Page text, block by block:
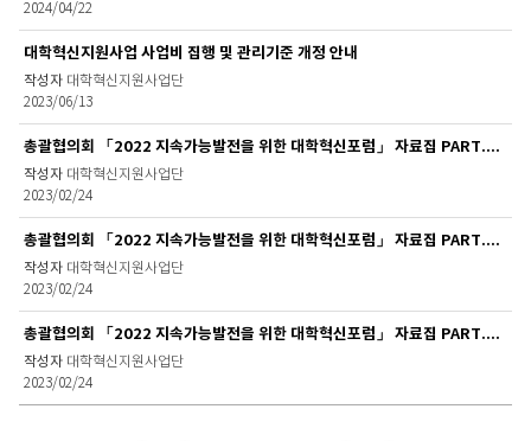
2024/04/22
대학혁신지원사업 사업비 집행 및 관리기준 개정 안내
대학혁신지원사업단
2023/06/13
총괄협의회 「2022 지속가능발전을 위한 대학혁신포럼」 자료집 PART.2-5 공유
대학혁신지원사업단
2023/02/24
총괄협의회 「2022 지속가능발전을 위한 대학혁신포럼」 자료집 PART.2-4 공유
대학혁신지원사업단
2023/02/24
총괄협의회 「2022 지속가능발전을 위한 대학혁신포럼」 자료집 PART.2-3 공유
대학혁신지원사업단
2023/02/24